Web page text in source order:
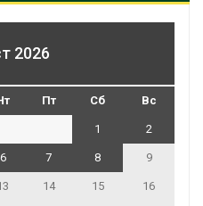
2026
Пт Сб Вс
1 2
6 7 8 9
14 15 16